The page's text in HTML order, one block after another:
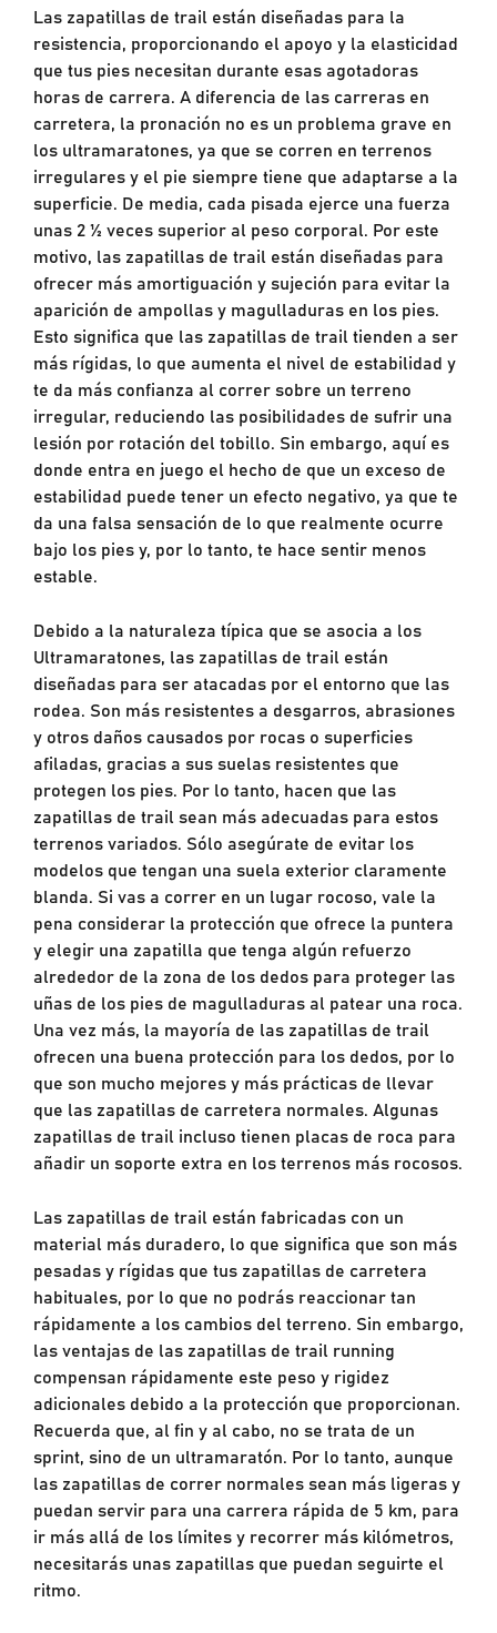
Las zapatillas de trail están diseñadas para la
resistencia, proporcionando el apoyo y la elasticidad
que tus pies necesitan durante esas agotadoras
horas de carrera. A diferencia de las carreras en
carretera, la pronación no es un problema grave en
los ultramaratones, ya que se corren en terrenos
irregulares y el pie siempre tiene que adaptarse a la
superficie. De media, cada pisada ejerce una fuerza
unas 2 ½ veces superior al peso corporal. Por este
motivo, las zapatillas de trail están diseñadas para
ofrecer más amortiguación y sujeción para evitar la
aparición de ampollas y magulladuras en los pies.
Esto significa que las zapatillas de trail tienden a ser
más rígidas, lo que aumenta el nivel de estabilidad y
te da más confianza al correr sobre un terreno
irregular, reduciendo las posibilidades de sufrir una
lesión por rotación del tobillo. Sin embargo, aquí es
donde entra en juego el hecho de que un exceso de
estabilidad puede tener un efecto negativo, ya que te
da una falsa sensación de lo que realmente ocurre
bajo los pies y, por lo tanto, te hace sentir menos
estable.
Debido a la naturaleza típica que se asocia a los
Ultramaratones, las zapatillas de trail están
diseñadas para ser atacadas por el entorno que las
rodea. Son más resistentes a desgarros, abrasiones
y otros daños causados por rocas o superficies
afiladas, gracias a sus suelas resistentes que
protegen los pies. Por lo tanto, hacen que las
zapatillas de trail sean más adecuadas para estos
terrenos variados. Sólo asegúrate de evitar los
modelos que tengan una suela exterior claramente
blanda. Si vas a correr en un lugar rocoso, vale la
pena considerar la protección que ofrece la puntera
y elegir una zapatilla que tenga algún refuerzo
alrededor de la zona de los dedos para proteger las
uñas de los pies de magulladuras al patear una roca.
Una vez más, la mayoría de las zapatillas de trail
ofrecen una buena protección para los dedos, por lo
que son mucho mejores y más prácticas de llevar
que las zapatillas de carretera normales. Algunas
zapatillas de trail incluso tienen placas de roca para
añadir un soporte extra en los terrenos más rocosos.
Las zapatillas de trail están fabricadas con un
material más duradero, lo que significa que son más
pesadas y rígidas que tus zapatillas de carretera
habituales, por lo que no podrás reaccionar tan
rápidamente a los cambios del terreno. Sin embargo,
las ventajas de las zapatillas de trail running
compensan rápidamente este peso y rigidez
adicionales debido a la protección que proporcionan.
Recuerda que, al fin y al cabo, no se trata de un
sprint, sino de un ultramaratón. Por lo tanto, aunque
las zapatillas de correr normales sean más ligeras y
puedan servir para una carrera rápida de 5 km, para
ir más allá de los límites y recorrer más kilómetros,
necesitarás unas zapatillas que puedan seguirte el
ritmo.